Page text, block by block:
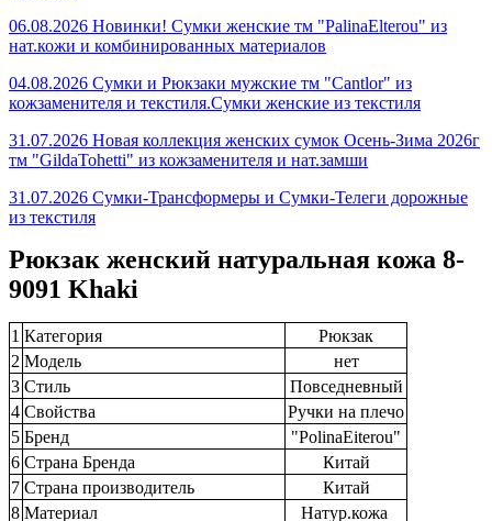
06.08.2026 Новинки! Сумки женские тм "PalinaElterou" из
нат.кожи и комбинированных материалов
04.08.2026 Сумки и Рюкзаки мужские тм "Cantlor" из
кожзаменителя и текстиля.Сумки женские из текстиля
31.07.2026 Новая коллекция женских сумок Осень-Зима 2026г
тм "GildaTohetti" из кожзаменителя и нат.замши
31.07.2026 Сумки-Трансформеры и Сумки-Телеги дорожные
из текстиля
Рюкзак женский натуральная кожа 8-
9091 Khaki
1 Категория
Рюкзак
2 Модель
нет
3 Стиль
Повседневный
4 Свойства
Ручки на плечо
5 Бренд
"PolinaEiterou"
6 Страна Бренда
Китай
7 Страна производитель
Китай
8 Материал Натур.кожа